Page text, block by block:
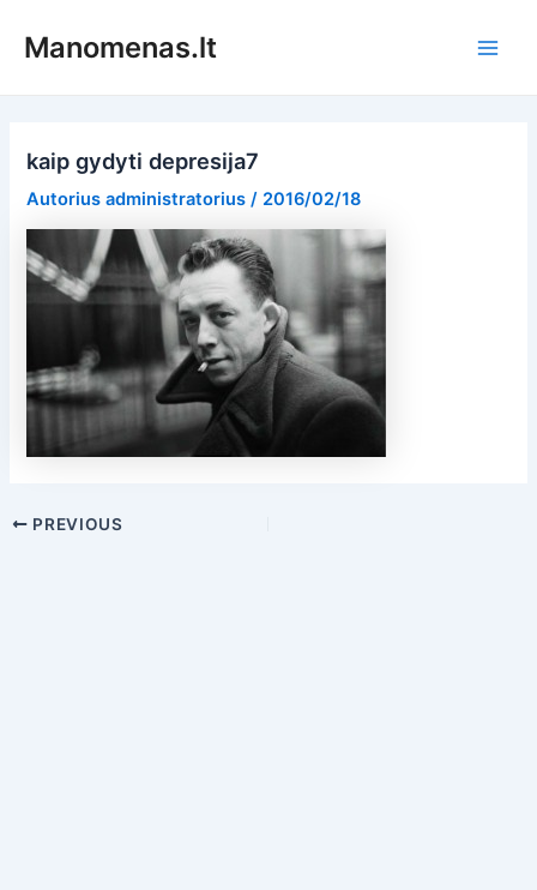
prieManomenas.lt
kaip gydyti depresija7
Autorius administratorius/ 2016/02/18
PostPREVIOUS